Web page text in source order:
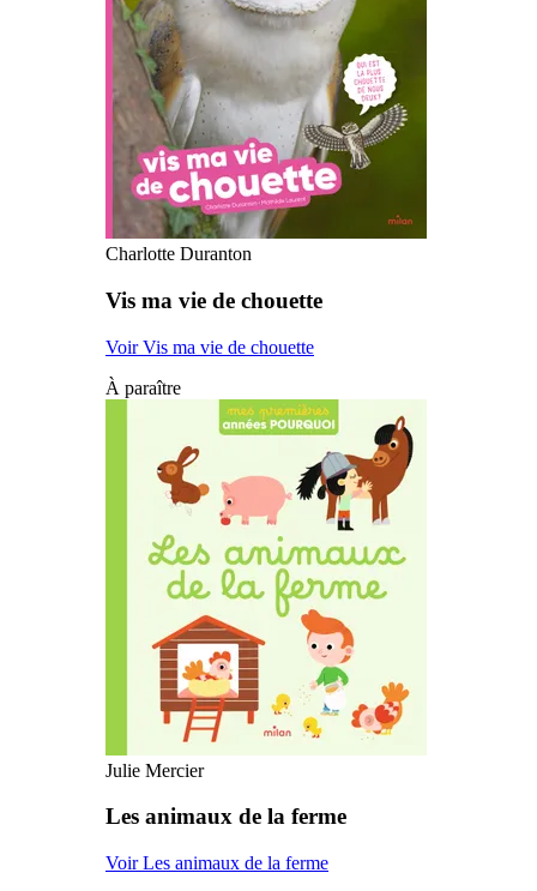
Charlotte Duranton
Vis ma vie de chouette
Voir Vis ma vie de chouette
À paraître
Julie Mercier
Les animaux de la ferme
Voir Les animaux de la ferme